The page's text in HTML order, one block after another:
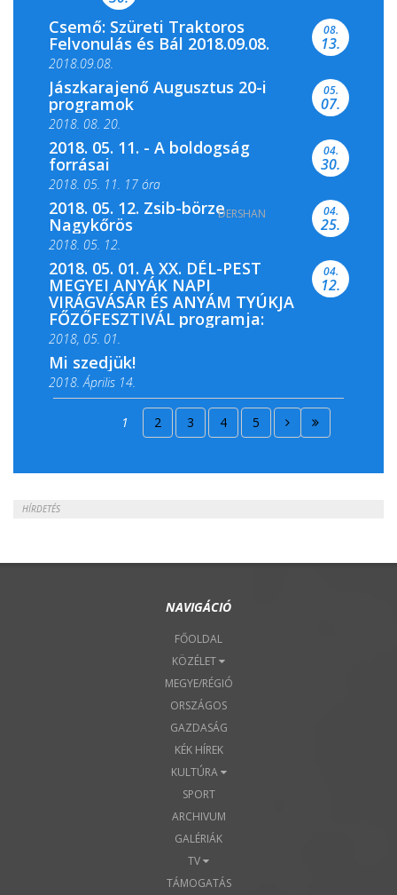
Csemő: Szüreti Traktoros
Felvonulás és Bál 2018.09.08.
2018.09.08.
08.
13.
Jászkarajenő Augusztus 20-i
programok
2018. 08. 20.
05.
07.
2018. 05. 11. - A boldogság
forrásai
2018. 05. 11. 17 óra
2018. 05. 11. 19 óra
04.
30.
2018. 05. 12. Zsib-börze
Nagykőrös
2018. 05. 12.
04.
25.
2018. 05. 01. A XX. DÉL-PEST
MEGYEI ANYÁK NAPI
VIRÁGVÁSÁR ÉS ANYÁM TYÚKJA
FŐZŐFESZTIVÁL programja:
2018, 05. 01.
04.
12.
Mi szedjük!
2018. Április 14.
2018. Április 15.
1 2 3 4 5
HÍRDETÉS
NAVIGÁCIÓ
FŐOLDAL
KÖZÉLET
MEGYE/RÉGIÓ
ORSZÁGOS
GAZDASÁG
KÉK HÍREK
KULTÚRA
SPORT
ARCHIVUM
GALÉRIÁK
TV
TÁMOGATÁS
DERSHAN